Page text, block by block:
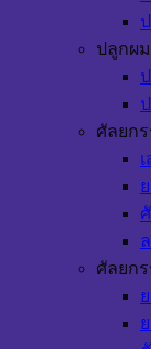
ปลูกผม
ศัลยก
ศัลยก